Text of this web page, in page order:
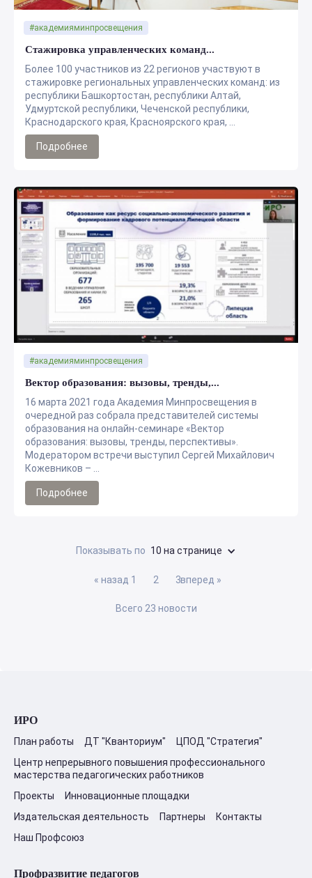
Стажировка управленческих команд...
Более 100 участников из 22 регионов участвуют в
стажировке региональных управленческих команд: из
республики Башкортостан, республики Алтай,
Удмуртской республики, Чеченской республики,
Краснодарского края, Красноярского края, ...
#академияминпросвещения
Подробнее
Вектор образования: вызовы, тренды,...
16 марта 2021 года Академия Минпросвещения в
очередной раз собрала представителей системы
образования на онлайн-семинаре «Вектор
образования: вызовы, тренды, перспективы».
Модератором встречи выступил Сергей Михайлович
Кожевников – ...
#академияминпросвещения
Подробнее
Показывать по 10 на странице
« назад 1 2 3вперед »
Всего 23 новости
ИРО
План работы ДТ "Кванториум"
ЦПОД "Стратегия"
Центр непрерывного повышения профессионального
мастерства педагогических работников
Проекты
Инновационные площадки
Издательская деятельность
Партнеры
Контакты
Наш Профсоюз
Профразвитие педагогов